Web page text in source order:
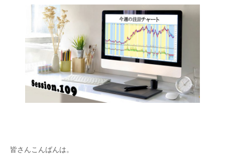
皆さんこんばんは。